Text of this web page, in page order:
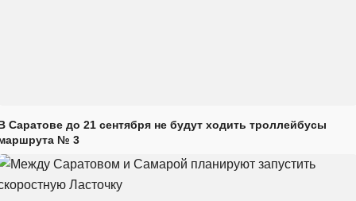
Саратове до 21 сентября не будут ходить троллейбусы
№ 3